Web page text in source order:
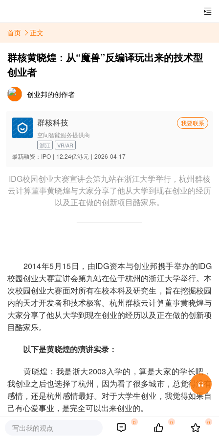
首页 正文
群核黄晓煌：从“魔兽”反编译玩出来的技术型
创业者
创业邦的创作者
群核科技
我要联系
空间智能服务提供商
浙江 VR/AR
最新融资： IPO | 12.24亿港元 | 2026-04-17
IDG校园创业大赛宣讲会第九站在浙江大学举行，杭州群核
云计算董事黄晓煌与大家分享了他从大学到现在创业的经历
以及正在做的创新项目酷家乐。
2014年5月15日，由IDG资本与创业邦携手举办的IDG
校园创业大赛宣讲会第九站在位于杭州的浙江大学举行。本
次校园创业大赛面对所有在校本科及研究生，旨在挖掘校园
内的天才开发者和技术极客。杭州群核云计算董事黄晓煌与
大家分享了他从大学到现在创业的经历以及正在做的创新项
目酷家乐。
以下是黄晓煌的演讲实录：
黄晓煌：我是浙大2003入学的，算是大家的学长吧，
我创业之后也选择了杭州，因为看了很多城市，总觉得没有
感情，还是杭州感情最好。对于大学生创业，我觉得如果自
己有心爱事业，是完全可以出来创业的。
我们的项目叫酷家乐，是技术导向型的创业项目。主要
写出我的观点
0 0 0